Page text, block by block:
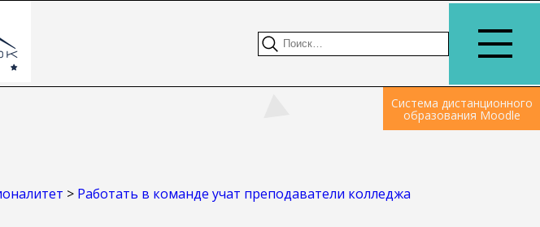
Система дистанционного
образования Moodle
> Работать в команде учат преподаватели колледжа